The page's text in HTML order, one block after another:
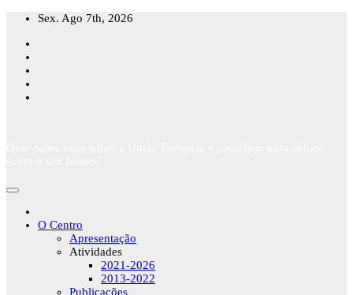
Skip
content
Sex. Ago 7th, 2026
O Centro
Apresentação
Atividades
2021-2026
2013-2022
Publicações